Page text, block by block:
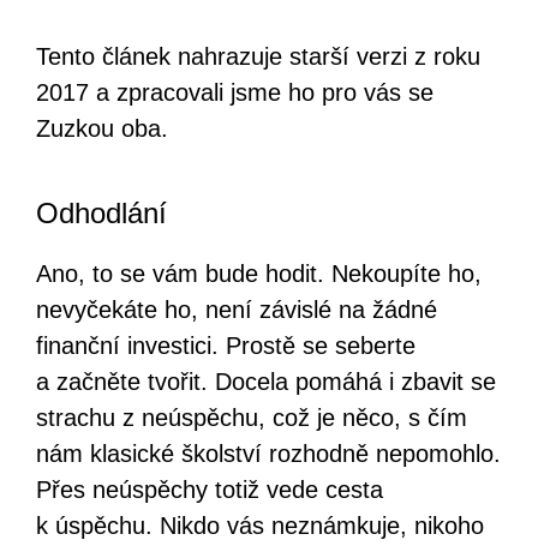
Tento článek nahrazuje starší verzi z roku
2017 a zpracovali jsme ho pro vás se
Zuzkou oba.
Odhodlání
Ano, to se vám bude hodit. Nekoupíte ho,
nevyčekáte ho, není závislé na žádné
finanční investici. Prostě se seberte
a začněte tvořit. Docela pomáhá i zbavit se
strachu z neúspěchu, což je něco, s čím
nám klasické školství rozhodně nepomohlo.
Přes neúspěchy totiž vede cesta
k úspěchu. Nikdo vás neznámkuje, nikoho